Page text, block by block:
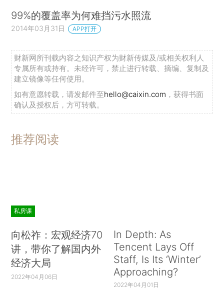
99%的覆盖率为何难挡污水照流
2014年03月31日 APP打开
财新网所刊载内容之知识产权为财新传媒及/或相关权利人
专属所有或持有。未经许可，禁止进行转载、摘编、复制及
建立镜像等任何使用。
如有意愿转载，请发邮件至hello@caixin.com ，获得书面
确认及授权后，方可转载。
推荐阅读
私房课
向松祚：宏观经济70
讲，带你了解国内外
经济大局
2022年04月06日
In Depth: As
Tencent Lays Off
Staff, Is Its ‘Winter’
Approaching?
2022年04月01日